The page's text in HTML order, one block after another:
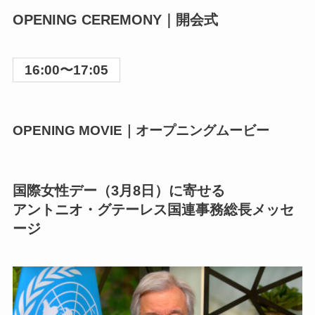
OPENING CEREMONY｜開会式
16:00〜17:05
OPENING MOVIE｜オープニングムービー
国際女性デー（3月8日）に寄せる
アントニオ・グテーレス国連事務総長メッセ
ージ